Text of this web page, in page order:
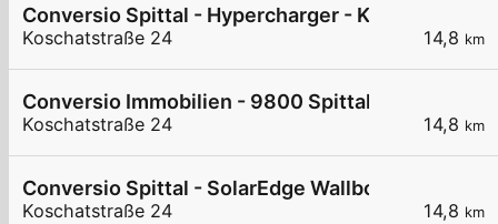
14,8 km
Conversio Spittal - Hypercharger - Koschatstraße
Koschatstraße 24
14,8 km
Conversio Immobilien - 9800 Spittal a.d. Drau -
Koschatstraße 24
14,8 km
Conversio Spittal - SolarEdge Wallbox 3 -
Koschatstraße 24